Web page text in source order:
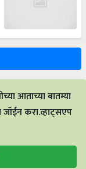
आताच्या बातम्या
करा.व्हाट्सएप